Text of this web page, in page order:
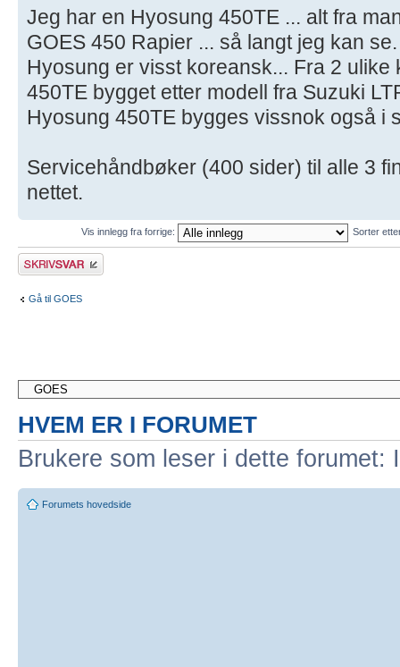
Jeg har en Hyosung 450TE ... alt fra
GOES 450 Rapier ... så langt jeg kan se.
Hyosung er visst koreansk... Fra 2 ulike
450TE bygget etter modell fra Suzuki
Hyosung 450TE bygges vissnok også i
Servicehåndbøker (400 sider) til alle 3
nettet.
Vis innlegg fra forrige: Sorter
Skriv et svar
Gå til GOES
HVEM ER I FORUMET
Brukere som leser i dette
Forumets hovedside